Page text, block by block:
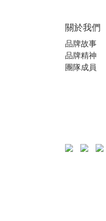
關於我們
品牌故事
品牌精神
團隊成員
本服務